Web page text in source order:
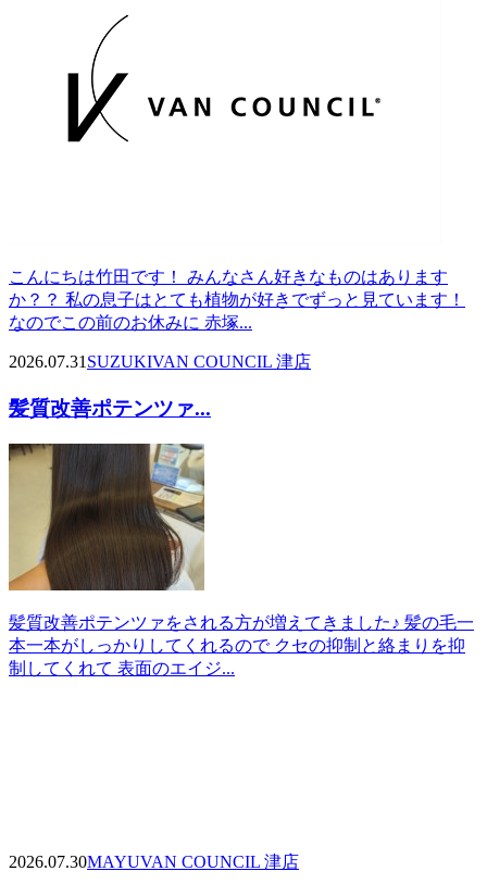
こんにちは竹田です！ みんなさん好きなものはあります
か？？ 私の息子はとても植物が好きでずっと見ています！
なのでこの前のお休みに 赤塚...
2026.07.31 SUZUKIVAN COUNCIL 津店
髪質改善ポテンツァ...
髪質改善ポテンツァをされる方が増えてきました♪ 髪の毛一
本一本がしっかりしてくれるので クセの抑制と絡まりを抑
制してくれて 表面のエイジ...
2026.07.30MAYUVAN COUNCIL 津店